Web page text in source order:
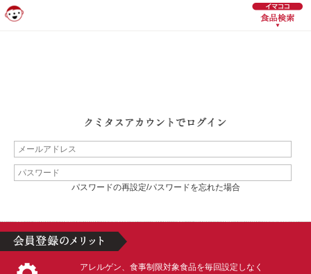
パスワードの再設定/パスワードを忘れた場合
アレルゲン、食事制限対象食品を毎回設定しなく